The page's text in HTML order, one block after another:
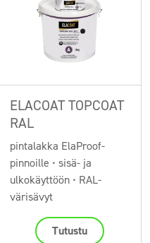
ELACOAT TOPCOAT
RAL
pintalakka ElaProof-
pinnoille • sisä- ja
ulkokäyttöön • RAL-
värisävyt
Tutustu